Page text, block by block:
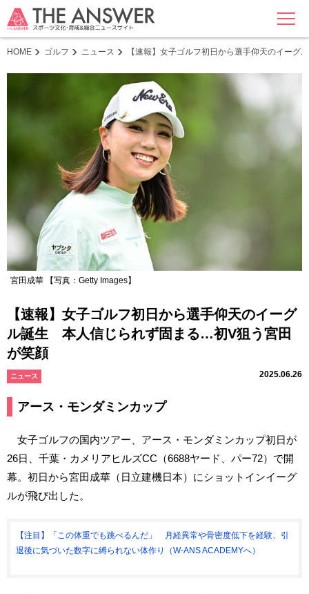
MENU
HOME ゴルフ ニュース 【速報】女子ゴルフ初日から選手仰天のイー
宮田成華 【写真：Getty Images】
【速報】女子ゴルフ初日から選手仰天のイーグ
ル誕生 本人信じられず固まる…初V狙う宮田
が笑顔
ニュース 2025.06.26
アース・モンダミンカップ
女子ゴルフの国内ツアー、アース・モンダミンカップ初日が
26日、千葉・カメリアヒルズCC（6688ヤード、パー72）で開
幕。初日から宮田成華（日立建機日本）にショットインイーグ
ルが飛び出した。
【注目】「この体重でも跳べるんだ」 月経異常や骨密度低下を経験、引
退後に気づいた数字に縛られない体作り（W-ANS ACADEMYへ）